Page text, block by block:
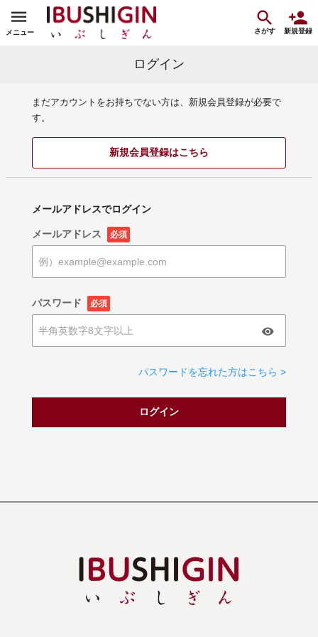
メニュー さがす 新規登録
ログイン
まだアカウントをお持ちでない方は、新規会員登録が必要で
す。
新規会員登録はこちら
メールアドレスでログイン
メールアドレス 必須
パスワード 必須
パスワードを忘れた方はこちら >
ログイン